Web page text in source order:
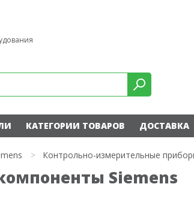
КАТЕГОРИИ ТОВАРОВ ДОСТАВКА
> Контрольно-измерительные
Siemens